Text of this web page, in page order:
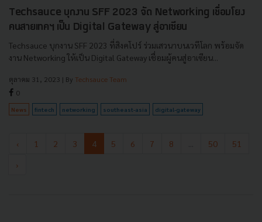
Techsauce บุกงาน SFF 2023 จัด Networking เชื่อมโยง
คนสายเทคฯ เป็น Digital Gateway สู่อาเซียน
Techsauce บุกงาน SFF 2023 ที่สิงคโปร์ ร่วมเสวนาบนเวทีโลก พร้อมจัด
งาน Networking ให้เป็น Digital Gateway เชื่อมผู้คนสู่อาเซียน...
ตุลาคม 31, 2023 | By Techsauce Team
0
News fintech networking southeast-asia digital-gateway
‹ 1 2 3 4 5 6 7 8 50
51
›